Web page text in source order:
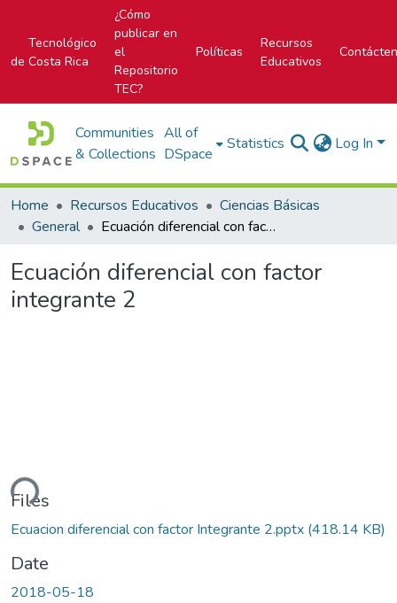
Tecnológico
de Costa Rica
¿Cómo
publicar en
el
Repositorio
TEC?
Políticas
Recursos
Educativos
Communities
& Collections
All of
DSpace
Statistics Log In
Home Recursos Educativos
Ciencias Básicas
General
Ecuación diferencial con factor integrante 2
Ecuación diferencial con factor
integrante 2
Files
Ecuacion diferencial con factor Integrante 2.pptx (418.14 KB)
Date
2018-05-18